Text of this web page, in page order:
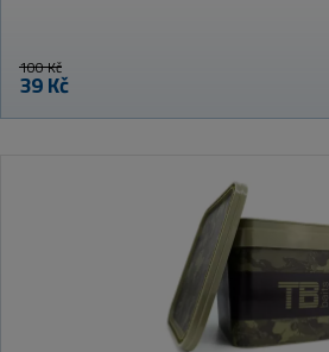
100 Kč
39 Kč